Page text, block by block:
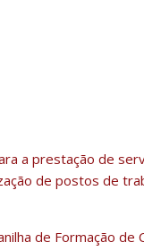
a prestação de
de postos de
de Formação de